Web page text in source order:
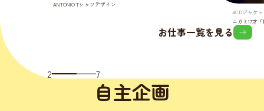
ANTONIO Tシャツデザイン
#CDジャケ
ニガミ17才
2 7
お仕事一覧を見る
自主企画